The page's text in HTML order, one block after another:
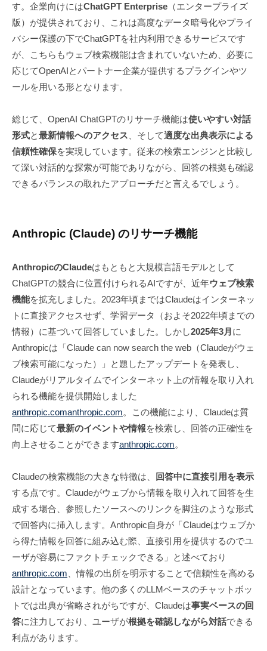
す。企業向けにはChatGPT Enterprise （エンタープライズ
版）が提供されており、これは高度なデータ暗号化やプライ
バシー保護の下でChatGPTを社内利用できるサービスです
が、こちらもウェブ検索機能は含まれていないため、必要に
応じてOpenAIとパートナー企業が提供するプラグインやツ
ールを用いる形となります。
総じて、OpenAI ChatGPTのリサーチ機能は使いやすい対話
形式と最新情報へのアクセス 、そして適度な出典表示による
信頼性確保を実現しています。従来の検索エンジンと比較し
て深い対話的な探索が可能でありながら、回答の根拠も確認
できるバランスの取れたアプローチだと言えるでしょう。
Anthropic (Claude) のリサーチ機能
AnthropicのClaudeはもともと大規模言語モデルとして
ChatGPTの競合に位置付けられるAIですが、近年ウェブ検索
機能を拡充しました。2023年頃まではClaudeはインターネッ
トに直接アクセスせず、学習データ（およそ2022年頃までの
情報）に基づいて回答していました。しかし2025年3月 に
Anthropicは「Claude can now search the web（Claudeがウェ
ブ検索可能になった）」と題したアップデートを発表し、
Claudeがリアルタイムでインターネット上の情報を取り入れ
られる機能を提供開始しました
anthropic.comanthropic.com。この機能により、Claudeは質
問に応じて最新のイベントや情報を検索し、回答の正確性を
向上させることができますanthropic.com。
Claudeの検索機能の大きな特徴は、
回答中に直接引用を表示
する点です。Claudeがウェブから情報を取り入れて回答を生
成する場合、参照したソースへのリンクを脚注のような形式
で回答内に挿入します。Anthropic自身が「Claudeはウェブか
ら得た情報を回答に組み込む際、直接引用を提供するのでユ
ーザが容易にファクトチェックできる」と述べており
anthropic.com 、情報の出所を明示することで信頼性を高める
設計となっています。他の多くのLLMベースのチャットボッ
トでは出典が省略されがちですが、Claudeは事実ベースの回
答に注力しており、ユーザが根拠を確認しながら対話できる
利点があります。